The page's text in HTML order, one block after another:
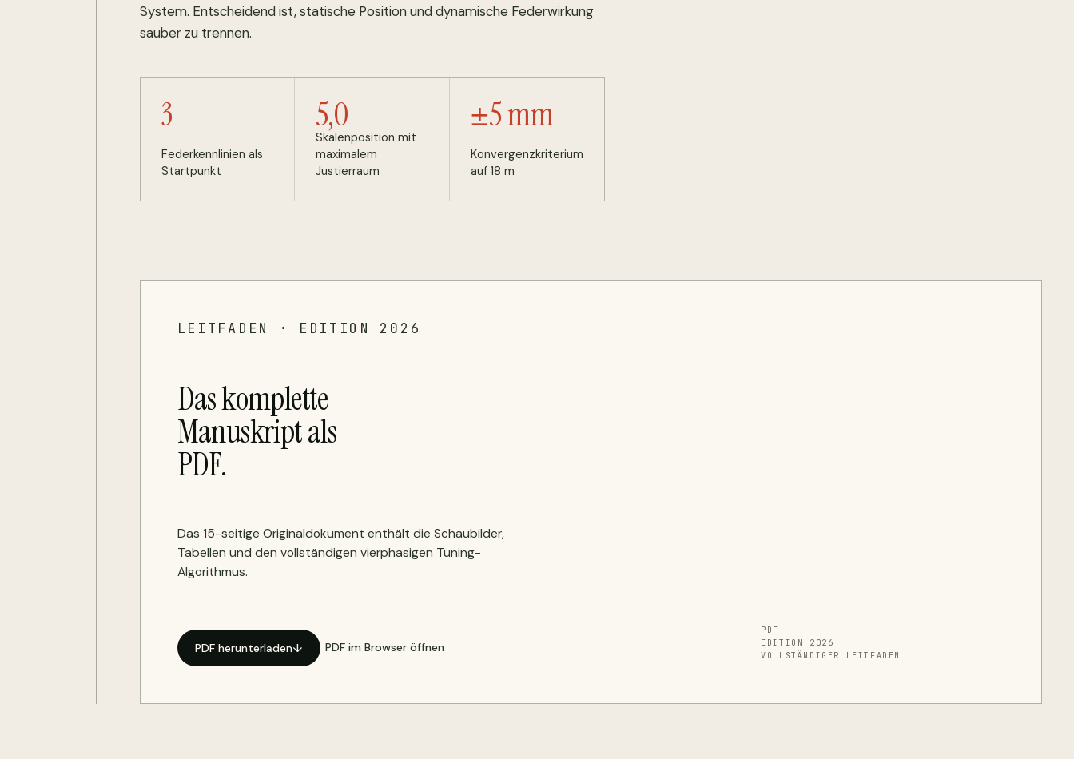
System. Entscheidend ist, statische Position und dynamische Federwirkung
sauber zu trennen.
3
Federkennlinien als
Startpunkt
5,0
Skalenposition mit
maximalem
Justierraum
±5 mm
Konvergenzkriterium
auf 18 m
LEITFADEN · EDITION 2026
Das komplette
Manuskript als
PDF.
Das 15-seitige Originaldokument enthält die Schaubilder,
Tabellen und den vollständigen vierphasigen Tuning-
Algorithmus.
PDF herunterladen↓ PDF im Browser öffnen